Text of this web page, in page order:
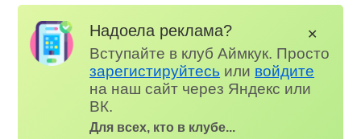
Надоела реклама?
Вступайте в клуб Аймкук. Просто
зарегистируйтесь или войдите
на наш сайт через Яндекс или
ВК.
Для всех, кто в клубе...
✕